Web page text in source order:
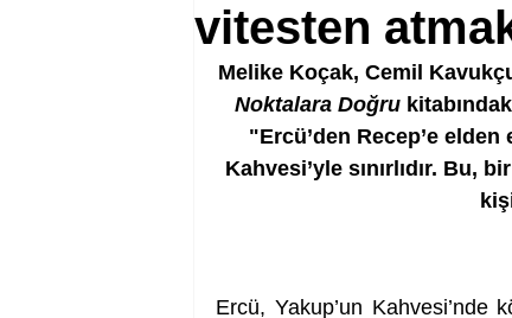
vitesten
Melike Koçak, Cemil
Noktalara Doğru
"Ercü’den Recep’e
Kahvesi’yle sınırlıdır.
Ercü, Yakup’un Kahvesi’nde